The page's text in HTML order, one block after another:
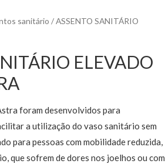
sanitário / ASSENTO SANITÁRIO
ELEVADO
foram desenvolvidos para
a utilização do vaso sanitário sem
para pessoas com mobilidade reduzida,
que sofrem de dores nos joelhos ou com